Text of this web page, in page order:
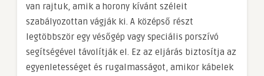
van rajtuk, amik a horony kívánt széleit
szabályozottan vágják ki. A középső részt
legtöbbször egy vésőgép vagy speciális porszívó
segítségével távolítják el. Ez az eljárás biztosítja az
egyenletességet és rugalmasságot, amikor kábelek